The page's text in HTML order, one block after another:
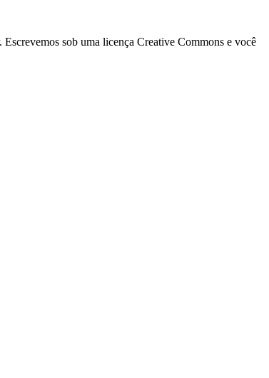
sob uma licença Creative Commons e você